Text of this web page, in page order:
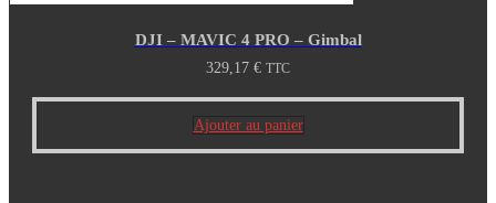
DJI – MAVIC 4 PRO – Gimbal
329,17 € TTC
Ajouter au panier